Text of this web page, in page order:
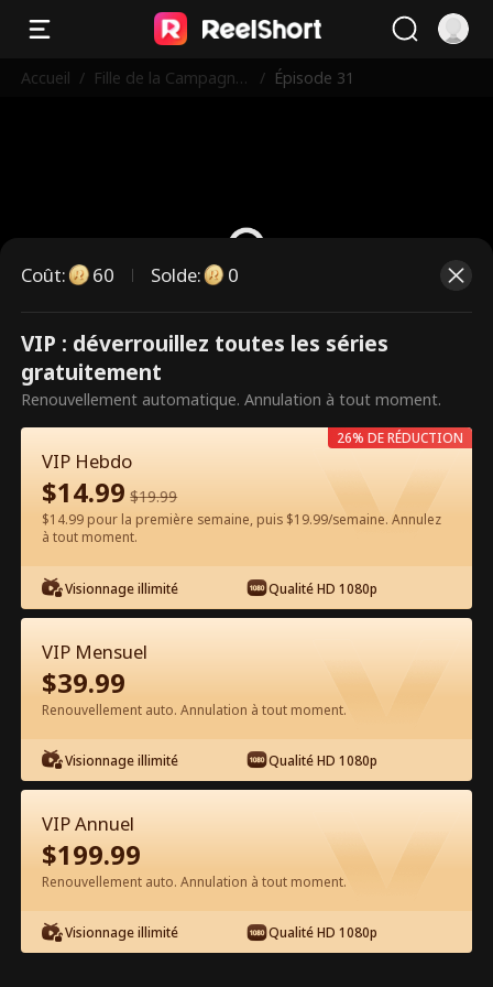
Accueil / Fille de la Campagne
/ Épisode 31
Ce sont des épisodes payants.
Débloquez pour regarder.
Regarder gratuitement sur l'App
Épisode 31 - Fille de la Campagne
Mariée à un PDG Film complet
0-49 50-99 Tous les épisodes
Coût: 60 Solde: 0
VIP : déverrouillez toutes les séries
gratuitement
Renouvellement automatique. Annulation à tout moment.
VIP Hebdo
$14.99 $19.99
$14.99 pour la première semaine, puis $19.99/semaine. Annulez
à tout moment.
Visionnage illimité Qualité HD 1080p
26% DE RÉDUCTION
VIP Mensuel
$39.99
Renouvellement auto. Annulation à tout moment.
Visionnage illimité Qualité HD 1080p
VIP Annuel
$199.99
Renouvellement auto. Annulation à tout moment.
Visionnage illimité Qualité HD 1080p